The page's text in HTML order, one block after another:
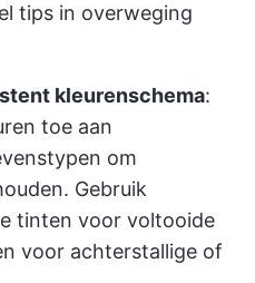
tips in overweging
kleurenschema:
toe aan
om
Gebruik
tinten voor voltooide
voor achterstallige of